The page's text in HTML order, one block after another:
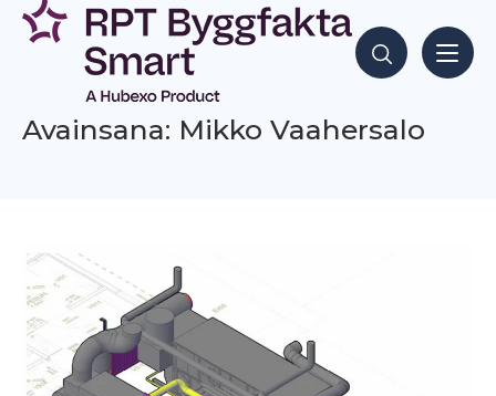
Siirry
sisältöön
Hae sisältöjä
Avainsana: Mikko Vaahersalo